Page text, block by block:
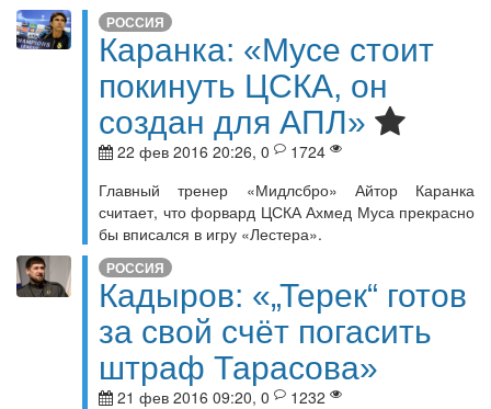
РОССИЯ
Каранка: «Мусе стоит
покинуть ЦСКА, он
создан для АПЛ»
22 фев 2016 20:26, 0
1724
Главный тренер «Мидлсбро» Айтор Каранка
считает, что форвард ЦСКА Ахмед Муса прекрасно
бы вписался в игру «Лестера».
РОССИЯ
Кадыров: «„Терек“ готов
за свой счёт погасить
штраф Тарасова»
21 фев 2016 09:20, 0
1232